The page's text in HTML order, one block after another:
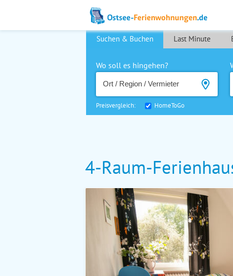
Suchen & Buchen Last Minute
Wo soll es hingehen?
Preisvergleich: HomeToGo
4-Raum-